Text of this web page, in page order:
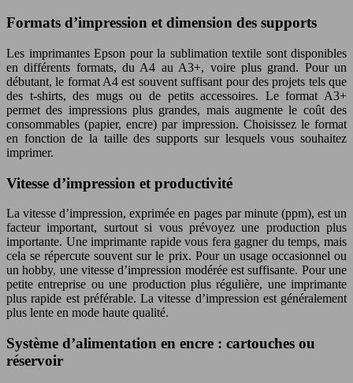
Formats d’impression et dimension des supports
Les imprimantes Epson pour la sublimation textile sont disponibles
en différents formats, du A4 au A3+, voire plus grand. Pour un
débutant, le format A4 est souvent suffisant pour des projets tels que
des t-shirts, des mugs ou de petits accessoires. Le format A3+
permet des impressions plus grandes, mais augmente le coût des
consommables (papier, encre) par impression. Choisissez le format
en fonction de la taille des supports sur lesquels vous souhaitez
imprimer.
Vitesse d’impression et productivité
La vitesse d’impression, exprimée en pages par minute (ppm), est un
facteur important, surtout si vous prévoyez une production plus
importante. Une imprimante rapide vous fera gagner du temps, mais
cela se répercute souvent sur le prix. Pour un usage occasionnel ou
un hobby, une vitesse d’impression modérée est suffisante. Pour une
petite entreprise ou une production plus régulière, une imprimante
plus rapide est préférable. La vitesse d’impression est généralement
plus lente en mode haute qualité.
Système d’alimentation en encre : cartouches ou
réservoir